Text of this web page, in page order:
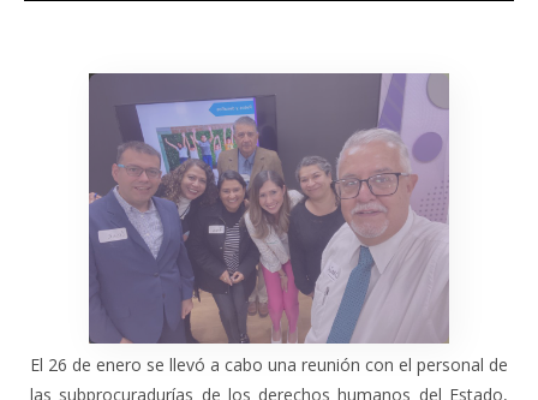
El 26 de enero se llevó a cabo una reunión con el personal de
las subprocuradurías de los derechos humanos del Estado,